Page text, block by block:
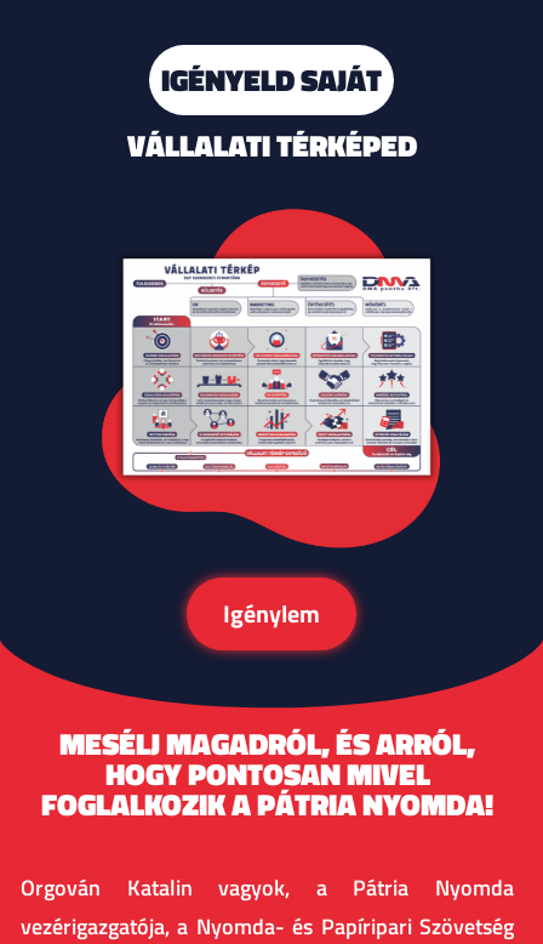
IGÉNYELD SAJÁT
VÁLLALATI TÉRKÉPED
Igénylem
MESÉLJ MAGADRÓL, ÉS ARRÓL,
HOGY PONTOSAN MIVEL
FOGLALKOZIK A PÁTRIA NYOMDA!​
Orgován Katalin vagyok, a Pátria Nyomda
vezérigazgatója, a Nyomda- és Papíripari Szövetség